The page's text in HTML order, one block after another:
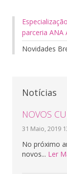
parceria ANA
Novidades
Notícias
NOVOS
31 Maio, 2019
No próximo
novos... Ler